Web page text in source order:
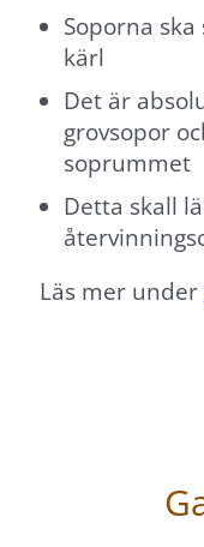
Soporna
kärl
Det är
grovsopor
soprummet
Detta skall
Läs mer under